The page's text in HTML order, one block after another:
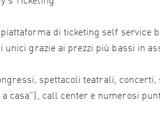
piattaforma di ticketing self
unici grazie ai prezzi più bassi in
spettacoli teatrali,
a casa"), call center e numerosi